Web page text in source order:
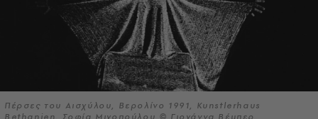
Πέρσες του Αισχύλου, Βερολίνο 1991, Kunstlerhaus